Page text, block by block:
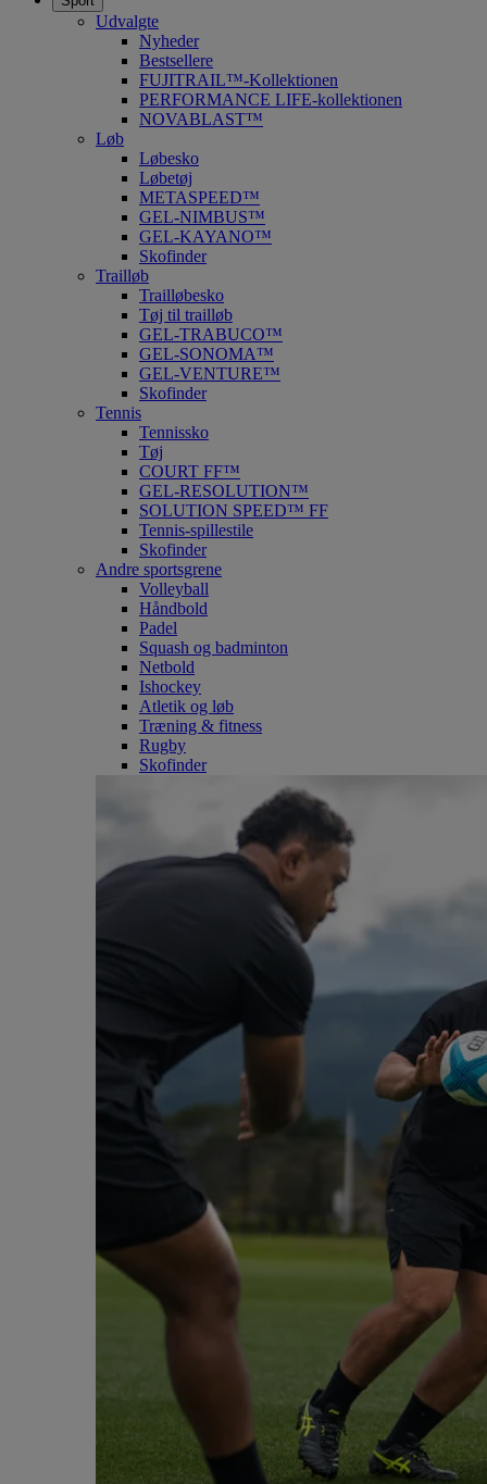
Udvalgte
Nyheder
Bestsellere
FUJITRAIL™-Kollektionen
PERFORMANCE LIFE-kollektionen
NOVABLAST™
Løb
Løbesko
Løbetøj
METASPEED™
GEL-NIMBUS™
GEL-KAYANO™
Skofinder
Trailløb
Trailløbesko
Tøj til trailløb
GEL-TRABUCO™
GEL-SONOMA™
GEL-VENTURE™
Skofinder
Tennis
Tennissko
Tøj
COURT FF™
GEL-RESOLUTION™
SOLUTION SPEED™ FF
Tennis-spillestile
Skofinder
Andre sportsgrene
Volleyball
Håndbold
Padel
Squash og badminton
Netbold
Ishockey
Atletik og løb
Træning & fitness
Rugby
Skofinder